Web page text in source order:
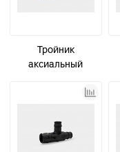
Тройник
аксиальный
переходной D20
(2,2) Контур-И